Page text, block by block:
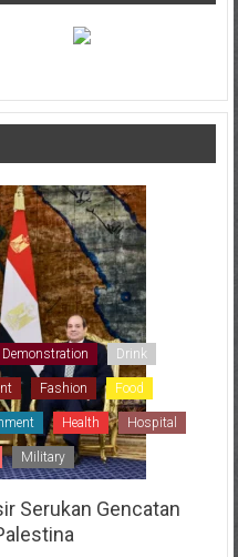
Demonstration Drink
Fashion Food
Health Hospital
Military
Serukan Gencatan